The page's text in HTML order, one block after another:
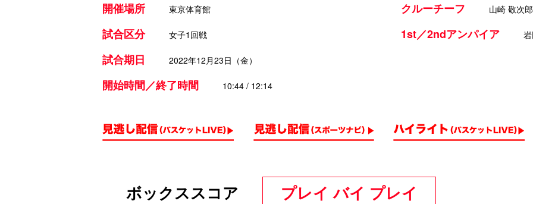
開催場所 東京体育館
試合区分 女子1回戦
試合期日 2022年12月23日（金）
開始時間／終了時間 10:44 / 12:14
クルーチーフ 山崎 敬次郎
1st／2ndアンパイア
ボックススコア プレイ バイ プレイ